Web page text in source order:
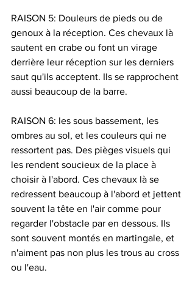
RAISON 5: Douleurs de pieds ou de
genoux à la réception. Ces chevaux là
sautent en crabe ou font un virage
derrière leur réception sur les derniers
saut qu'ils acceptent. Ils se rapprochent
aussi beaucoup de la barre.
RAISON 6: les sous bassement, les
ombres au sol, et les couleurs qui ne
ressortent pas. Des pièges visuels qui
les rendent soucieux de la place à
choisir à l'abord. Ces chevaux là se
redressent beaucoup à l'abord et jettent
souvent la tête en l'air comme pour
regarder l'obstacle par en dessous. Ils
sont souvent montés en martingale, et
n'aiment pas non plus les trous au cross
ou l'eau.